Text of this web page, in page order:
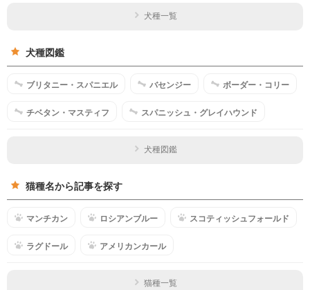
犬種一覧
犬種図鑑
ブリタニー・スパニエル バセンジー ボーダー・コリー
チベタン・マスティフ スパニッシュ・グレイハウンド
犬種図鑑
猫種名から記事を探す
マンチカン ロシアンブルー スコティッシュフォールド
ラグドール アメリカンカール
猫種一覧